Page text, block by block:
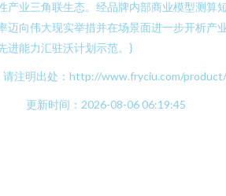
业三角联生态。经品牌内部商业模型测
向伟大现实举措并在场景面进一步开析
进能力汇驻沃计划示范。}
请注明出处：http://www.fryciu.com/
更新时间：2026-08-06 06:19:45